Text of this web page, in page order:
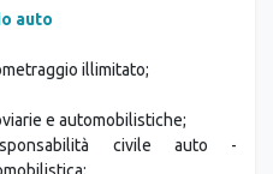
illimitato;
e automobilistiche;
civile auto -
elimina tutte le franchigie per
i danni a vetri e pneumatici e i